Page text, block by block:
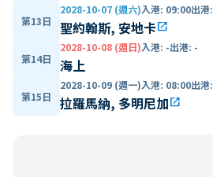
第13日
2028-10-07 (週六)入港: 09:00出港:
聖約翰斯, 安地卡open_in_new
第14日
2028-10-08 (週日)入港: -出港: -
海上
第15日
2028-10-09 (週一)入港: 08:00出港:
拉羅馬納, 多明尼加open_in_new